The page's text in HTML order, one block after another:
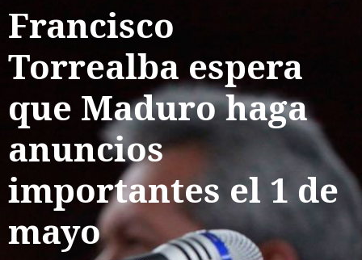
Francisco
Torrealba espera
que Maduro haga
anuncios
importantes el 1 de
mayo